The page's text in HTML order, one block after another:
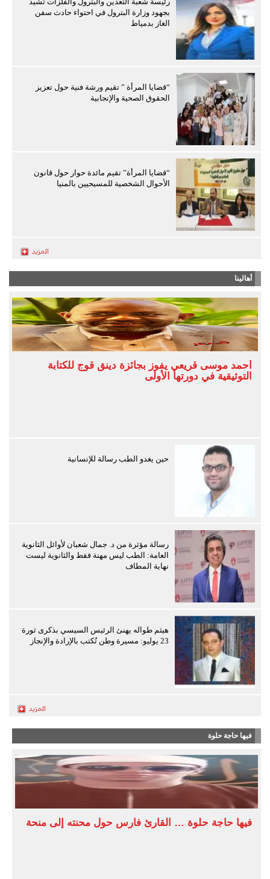
بجهود وزارة البترول في احتواء حادث سفن
الغاز بدمياط
“قضايا المرأة ” تقيم ورشة فنية حول تعزيز
الحقوق الصحية والإنجابية
“قضايا المرأة” تقيم مائدة حوار حول قانون
الأحوال الشخصية للمسيحيين بالمنيا
أهالينا
أحمد موسى قريعي يفوز بجائزة دينق قوج للكتابة
التوثيقية في دورتها الأولى
حين يغدو الطب رسالة للإنسانية
رسالة مؤثرة من د. جمال شعبان لأوائل الثانوية
العامة: الطب ليس مهنة فقط والثانوية ليست
نهاية المطاف
هيثم طواله يهنئ الرئيس السيسي بذكرى ثورة
23 يوليو: مسيرة وطن تُكتب بالإرادة والإنجاز
فيها حاجة حلوة
فيها حاجة حلوة … القارئ فارس حول محنته إلى منحة